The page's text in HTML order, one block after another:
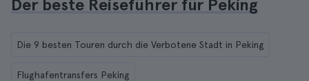
Der beste Reiseführer für Peking
Die 9 besten Touren durch die Verbotene Stadt in Peking
Flughafentransfers Peking